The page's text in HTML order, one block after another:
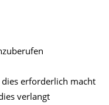
dies erforderlich macht
verlangt